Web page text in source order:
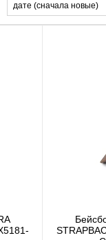
дате (сначала новые)